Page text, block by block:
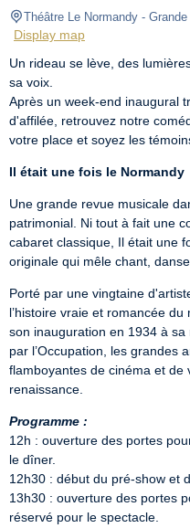
Théâtre Le Normandy -
Display map
Un rideau se lève, des
sa voix.
Après un week-end inaugural
d'affilée, retrouvez notre
votre place et soyez les
Il était une fois le Normandy
Une grande revue musicale
patrimonial. Ni tout à fait une
cabaret classique, Il était une
originale qui mêle chant,
Porté par une vingtaine
l’histoire vraie et romancée
son inauguration en 1934 à
par l’Occupation, les grandes
flamboyantes de cinéma et de
renaissance.
Programme :
12h : ouverture des portes
le dîner.
12h30 : début du pré-show et
13h30 : ouverture des portes
réservé pour le spectacle.